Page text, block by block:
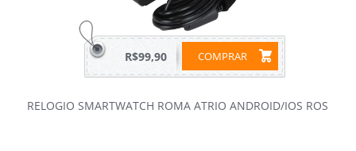
COMPRAR
R$99,90
RELOGIO SMARTWATCH ROMA ATRIO ANDROID/IOS ROS